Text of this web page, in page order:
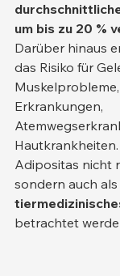
um bis zu 20 %
Darüber hinaus
das Risiko für
Erkrankungen,
Adipositas nicht
sondern auch
betrachtet